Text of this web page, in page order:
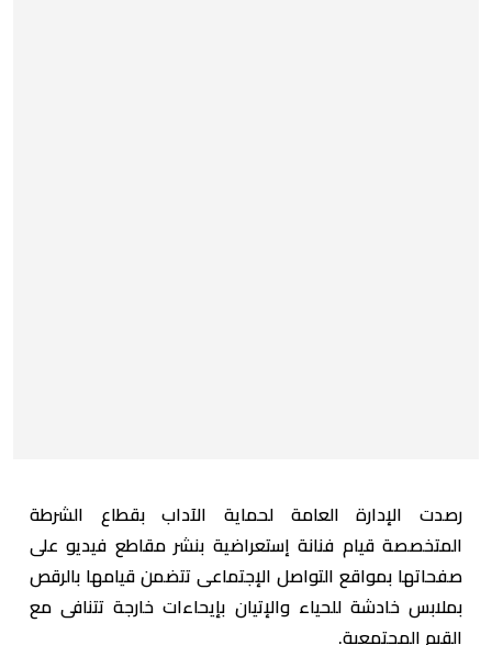
رصدت الإدارة العامة لحماية الآداب بقطاع الشرطة
المتخصصة قيام فنانة إستعراضية بنشر مقاطع فيديو على
صفحاتها بمواقع التواصل الإجتماعى تتضمن قيامها بالرقص
بملابس خادشة للحياء والإتيان بإيحاءات خارجة تتنافى مع
القيم المجتمعية.